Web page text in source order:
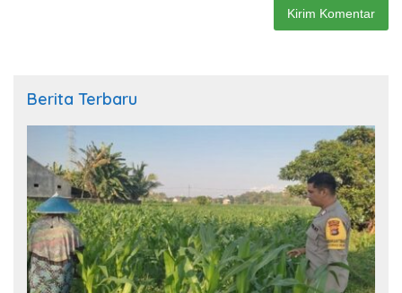
Berita Terbaru